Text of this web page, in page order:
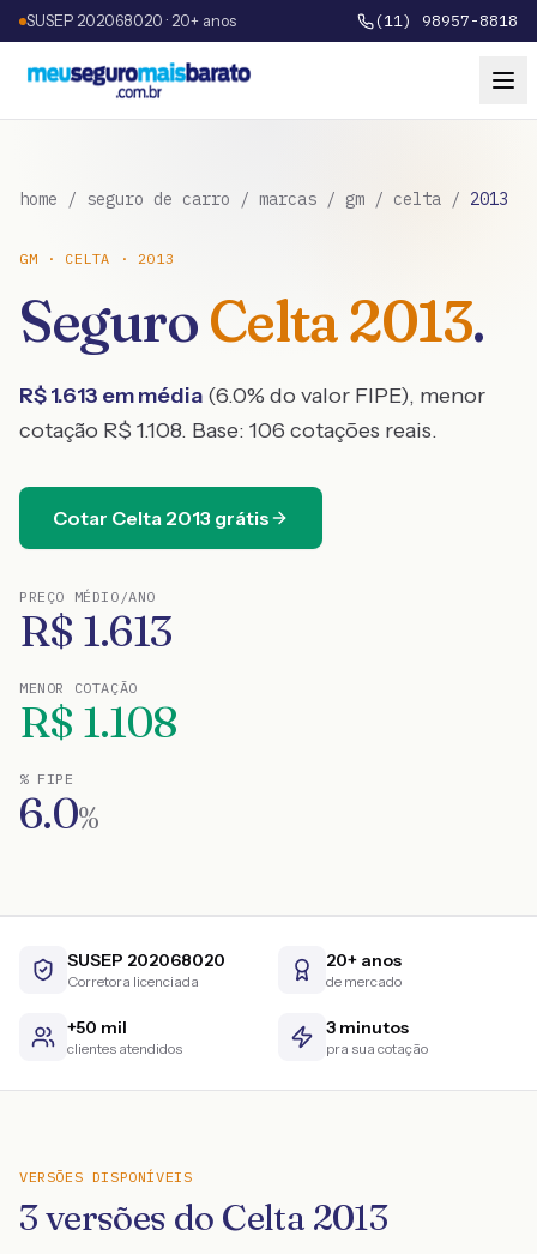
SUSEP 202068020 · 20+ anos (11) 98957-8818
home / seguro de carro / marcas / gm / celta / 2013
GM · CELTA · 2013
SeguroCelta2013.
R$1.613 em média (6.0% do valor FIPE), menor
cotação R$ 1.108. Base: 106 cotações reais.
Cotar Celta 2013 grátis
PREÇO MÉDIO/ANO
R$ 1.613
MENOR COTAÇÃO
R$ 1.108
% FIPE
6.0%
SUSEP 202068020
Corretora licenciada
20+ anos
de mercado
+50 mil
clientes atendidos
3 minutos
pra sua cotação
VERSÕES DISPONÍVEIS
3versões do Celta 2013